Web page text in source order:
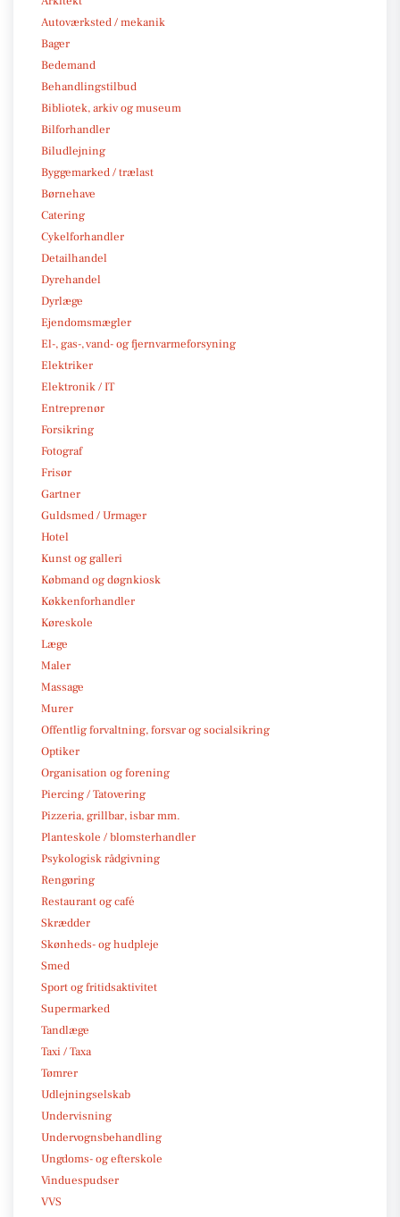
Autoværksted / mekanik
Bager
Bedemand
Behandlingstilbud
Bibliotek, arkiv og museum
Bilforhandler
Biludlejning
Byggemarked / trælast
Børnehave
Catering
Cykelforhandler
Detailhandel
Dyrehandel
Dyrlæge
Ejendomsmægler
El-, gas-, vand- og fjernvarmeforsyning
Elektriker
Elektronik / IT
Entreprenør
Forsikring
Fotograf
Frisør
Gartner
Guldsmed / Urmager
Hotel
Kunst og galleri
Købmand og døgnkiosk
Køkkenforhandler
Køreskole
Læge
Maler
Massage
Murer
Offentlig forvaltning, forsvar og socialsikring
Optiker
Organisation og forening
Piercing / Tatovering
Pizzeria, grillbar, isbar mm.
Planteskole / blomsterhandler
Psykologisk rådgivning
Rengøring
Restaurant og café
Skrædder
Skønheds- og hudpleje
Smed
Sport og fritidsaktivitet
Supermarked
Tandlæge
Taxi / Taxa
Tømrer
Udlejningselskab
Undervisning
Undervognsbehandling
Ungdoms- og efterskole
Vinduespudser
VVS